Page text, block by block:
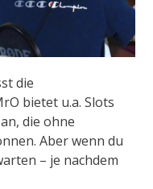
die
bietet u.a. Slots
die ohne
Aber wenn du
– je nachdem